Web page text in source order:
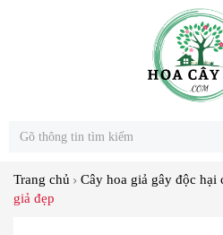
Trang chủ Cây hoa giả gây độc hại
giả đẹp